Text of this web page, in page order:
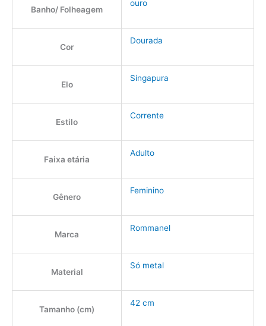
Banho/ Folheagem
ouro
Cor
Dourada
Elo
Singapura
Estilo
Corrente
Faixa etária
Adulto
Gênero
Feminino
Marca
Rommanel
Material
Só metal
Tamanho (cm)
42 cm